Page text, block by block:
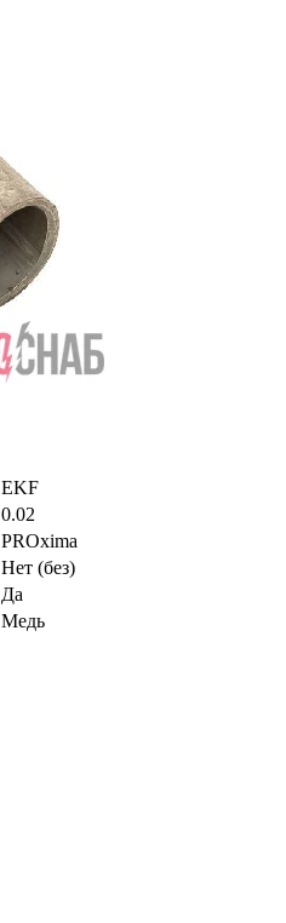
EKF
0.02
PROxima
Нет (без)
Да
Медь